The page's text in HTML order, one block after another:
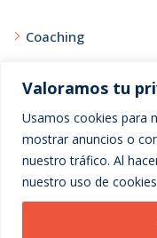
Valoramos tu
Usamos cookies para
mostrar anuncios o
nuestro tráfico. Al
nuestro uso de
Coaching
Ayuda
Privacidad